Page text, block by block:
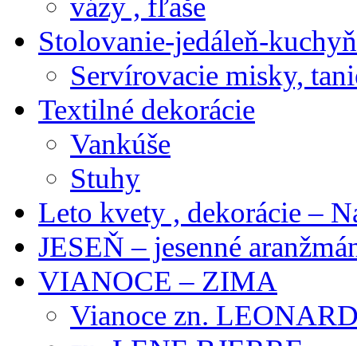
Stolovanie-jedáleň-
Servírovacie misky,
Textilné dekorácie
Vankúše
Stuhy
Leto kvety , dekorácie –
JESEŇ – jesenné
VIANOCE – ZIMA
Vianoce zn.